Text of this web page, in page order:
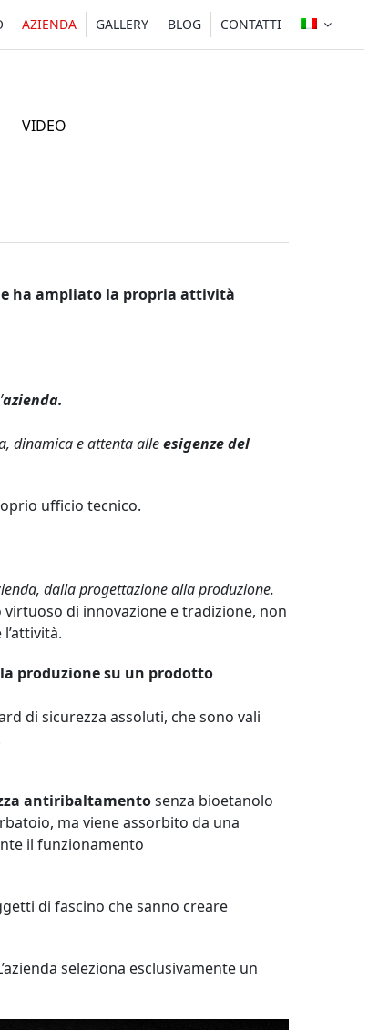
AZIENDA GALLERY BLOG CONTATTI
a legna
VIDEO
ha ampliato la propria attività
azienda.
dinamica e attenta alleesigenze del
ufficio tecnico.
dalla progettazione alla produzione.
di innovazione e tradizione, non
produzione su un prodotto
di sicurezza assoluti, che sono vali
antiribaltamentosenza bioetanolo
ma viene assorbito da una
il funzionamento
di fascino che sanno creare
seleziona esclusivamente un